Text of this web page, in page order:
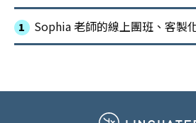
Sophia 老師的線上團班、客製